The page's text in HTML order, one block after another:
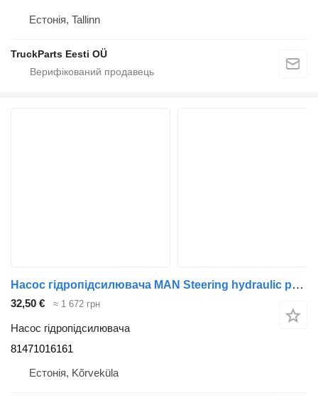
Естонія, Tallinn
TruckParts Eesti OÜ
Насос гідропідсилювача MAN Steering hydraulic pump 81471016161 до тягача MAN TGA 26.430
32,50 € ≈ 1 672 грн
Насос гідропідсилювача
81471016161
Естонія, Kõrveküla